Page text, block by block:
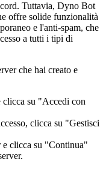
Tuttavia, Dyno Bot
offre solide funzionalità
e l'anti-spam, che
a tutti i tipi di
che hai creato e
su "Accedi con
clicca su "Gestisci
e clicca su "Continua"